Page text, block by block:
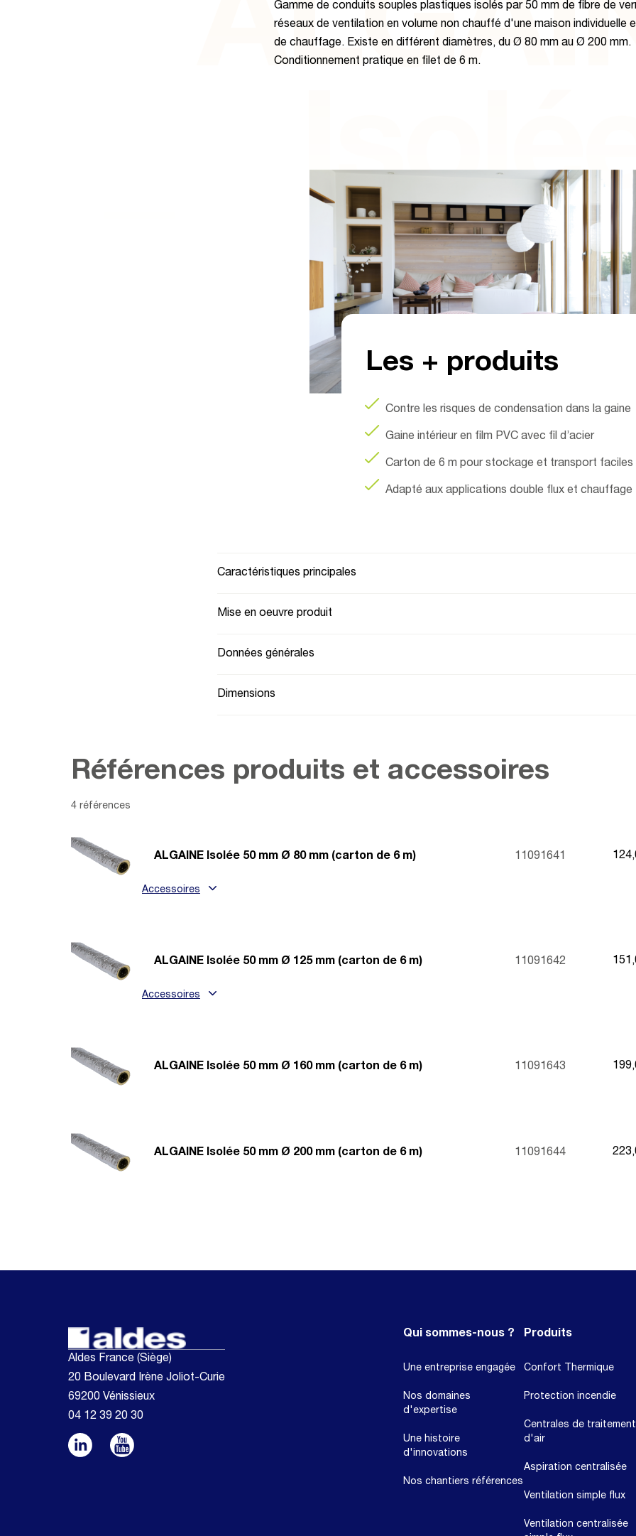
mm
Gamme de conduits souples plastiques isolés par 50 mm de fibre de
réseaux de ventilation en volume non chauffé d'une maison individuelle
de chauffage. Existe en différent diamètres, du Ø 80 mm au Ø 200 mm.
Conditionnement pratique en filet de 6 m.
Les + produits
Contre les risques de condensation dans la gaine
Gaine intérieur en film PVC avec fil d’acier
Carton de 6 m pour stockage et transport faciles
Adapté aux applications double flux et chauffage
Caractéristiques principales
Mise en oeuvre produit
Données générales
Dimensions
Références produits et accessoires
4 références
ALGAINE Isolée 50 mm Ø 80 mm (carton de 6 m) 11091641
Accessoires
ALGAINE Isolée 50 mm Ø 125 mm (carton de 6 m) 11091642
Accessoires
ALGAINE Isolée 50 mm Ø 160 mm (carton de 6 m) 11091643
ALGAINE Isolée 50 mm Ø 200 mm (carton de 6 m) 11091644
Aldes France (Siège)
20 Boulevard Irène Joliot-Curie
69200 Vénissieux
04 12 39 20 30
Qui sommes-nous ?
Une entreprise engagée
Nos domaines
d'expertise
Une histoire
d'innovations
Nos chantiers références
Produits
Confort Thermique
Protection incendie
Centrales de traitement
d'air
Aspiration centralisée
Ventilation simple flux
Ventilation centralisée